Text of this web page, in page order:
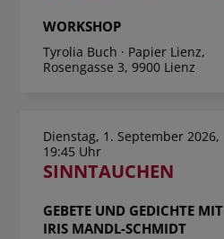
WORKSHOP
Tyrolia Buch · Papier Lienz,
Rosengasse 3, 9900 Lienz
Dienstag, 1. September 2026,
19:45 Uhr
SINNTAUCHEN
GEBETE UND GEDICHTE MIT
IRIS MANDL-SCHMIDT